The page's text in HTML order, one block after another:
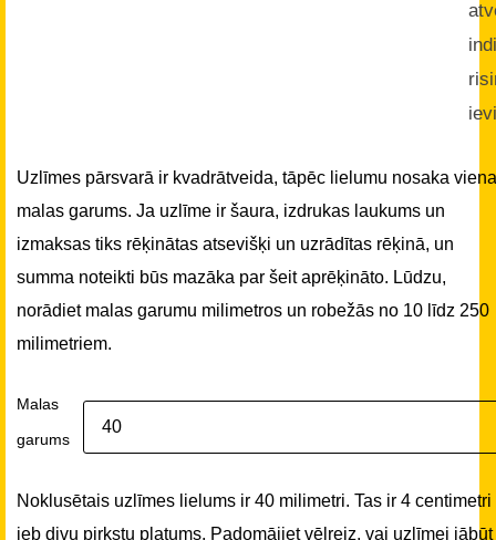
Uzlīmes pārsvarā ir kvadrātveida, tāpēc lielumu nosaka
malas garums. Ja uzlīme ir šaura, izdrukas laukums un
izmaksas tiks rēķinātas atsevišķi un uzrādītas rēķinā, un
summa noteikti būs mazāka par šeit aprēķināto. Lūdzu,
norādiet malas garumu milimetros un robežās no 10 līdz 250
milimetriem.
Malas
garums
Noklusētais uzlīmes lielums ir 40 milimetri. Tas ir 4 centimetri
jeb divu pirkstu platums. Padomājiet vēlreiz, vai uzlīmei jābūt